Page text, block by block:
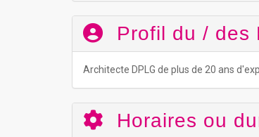
Profil du / des
Architecte DPLG de plus de 20 ans
Horaires ou